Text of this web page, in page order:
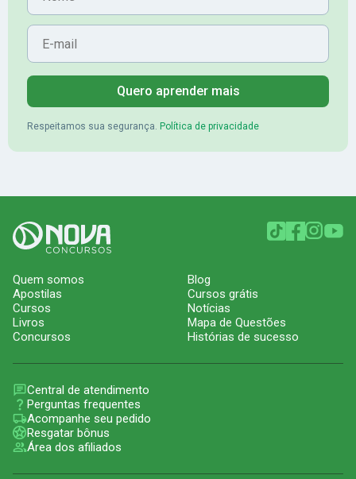
E-mail
Quero aprender mais
Respeitamos sua segurança. Política de privacidade
Quem somos
Apostilas
Cursos
Livros
Concursos
Blog
Cursos grátis
Notícias
Mapa de Questões
Histórias de sucesso
Central de atendimento
Perguntas frequentes
Acompanhe seu pedido
Resgatar bônus
Área dos afiliados